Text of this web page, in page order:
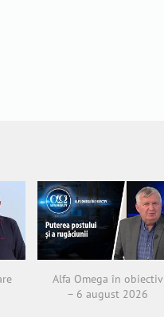
Alfa Omega în obiectiv
– 6 august 2026